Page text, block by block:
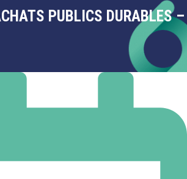
PUBLICS DURABLES –